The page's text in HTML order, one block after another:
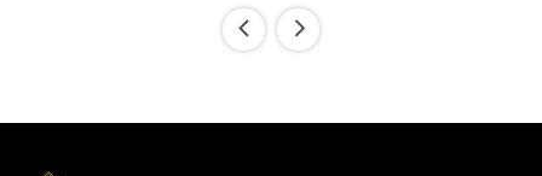
‹ ›